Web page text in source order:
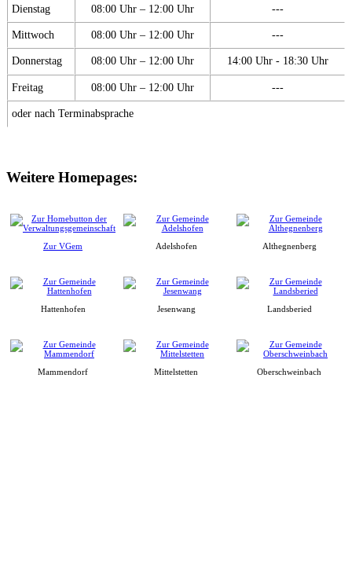
Dienstag 08:00 Uhr – 12:00 Uhr ---
Mittwoch 08:00 Uhr – 12:00 Uhr ---
Donnerstag 08:00 Uhr – 12:00 Uhr 14:00 Uhr - 18:30 Uhr
Freitag 08:00 Uhr – 12:00 Uhr ---
oder nach Terminabsprache
Weitere Homepages:
Zur VGem Adelshofen Althegnenberg
Hattenhofen Jesenwang Landsberied
Mammendorf Mittelstetten Oberschweinbach